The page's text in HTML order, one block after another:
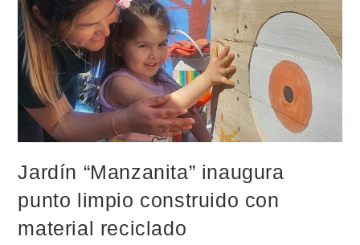
Jardín “Manzanita” inaugura
punto limpio construido con
material reciclado